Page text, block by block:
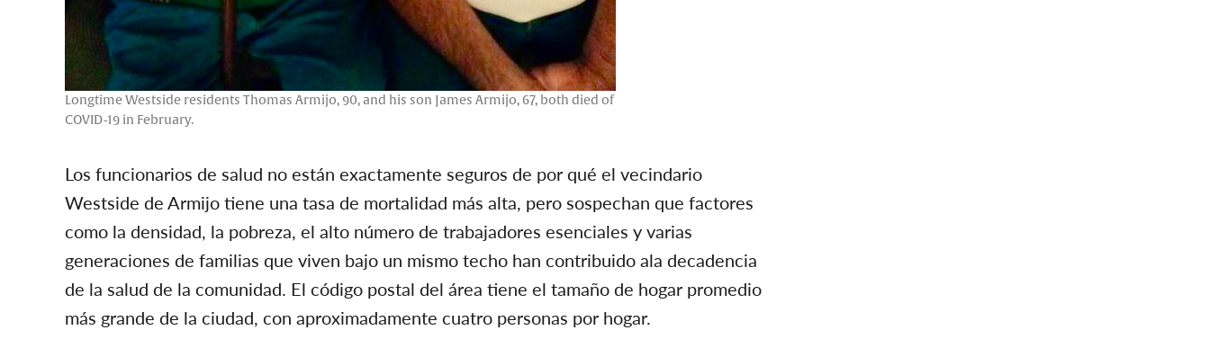
Longtime Westside residents Thomas Armijo, 90, and his son James Armijo, 67, both died of
COVID-19 in February.
Los funcionarios de salud no están exactamente seguros de por qué el vecindario
Westside de Armijo tiene una tasa de mortalidad más alta, pero sospechan que factores
como la densidad, la pobreza, el alto número de trabajadores esenciales y varias
generaciones de familias que viven bajo un mismo techo han contribuido ala decadencia
de la salud de la comunidad. El código postal del área tiene el tamaño de hogar promedio
más grande de la ciudad, con aproximadamente cuatro personas por hogar.